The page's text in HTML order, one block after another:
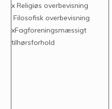
x Religiøs overbevisning
Filosofisk overbevisning
xFagforeningsmæssigt
tilhørsforhold